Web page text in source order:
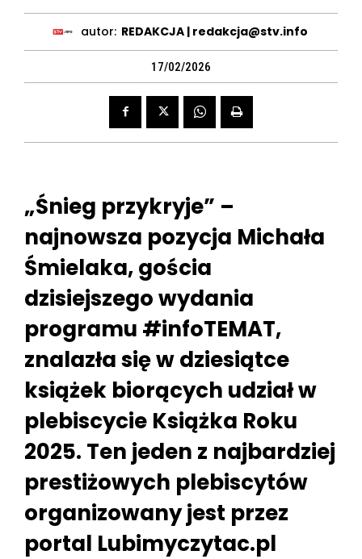
autor: REDAKCJA | redakcja@stv.info
17/02/2026
„Śnieg przykryje” –
najnowsza pozycja Michała
Śmielaka, gościa
dzisiejszego wydania
programu #infoTEMAT,
znalazła się w dziesiątce
książek biorących udział w
plebiscycie Książka Roku
2025. Ten jeden z najbardziej
prestiżowych plebiscytów
organizowany jest przez
portal Lubimyczytac.pl